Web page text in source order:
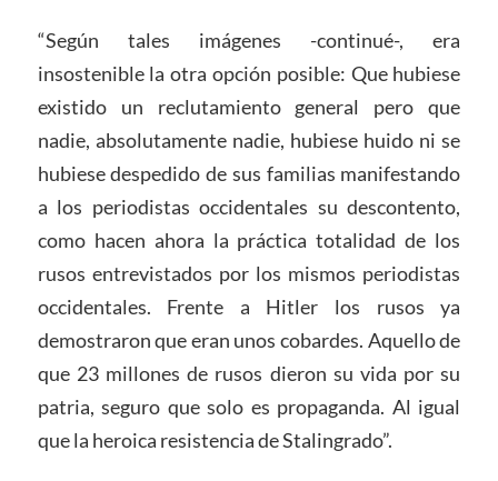
“Según tales imágenes -continué-, era
insostenible la otra opción posible: Que hubiese
existido un reclutamiento general pero que
nadie, absolutamente nadie, hubiese huido ni se
hubiese despedido de sus familias manifestando
a los periodistas occidentales su descontento,
como hacen ahora la práctica totalidad de los
rusos entrevistados por los mismos periodistas
occidentales. Frente a Hitler los rusos ya
demostraron que eran unos cobardes. Aquello de
que 23 millones de rusos dieron su vida por su
patria, seguro que solo es propaganda. Al igual
que la heroica resistencia de Stalingrado”.